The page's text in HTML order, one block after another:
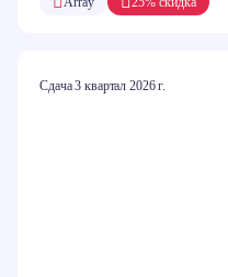
Сдача 3 квартал 2026 г.